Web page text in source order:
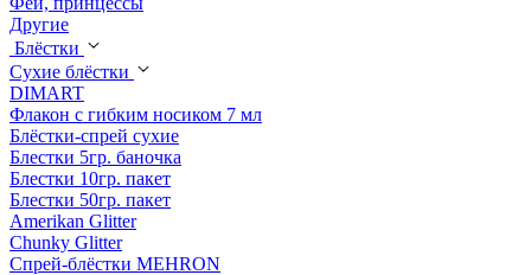
Другие
Блёстки
Сухие блёстки
DIMART
Флакон с гибким носиком 7 мл
Блёстки-спрей сухие
Блестки 5гр. баночка
Блестки 10гр. пакет
Блестки 50гр. пакет
Amerikan Glitter
Chunky Glitter
Спрей-блёстки MEHRON